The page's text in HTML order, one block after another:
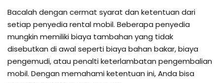
Bacalah dengan cermat syarat dan ketentuan dari
setiap penyedia rental mobil. Beberapa penyedia
mungkin memiliki biaya tambahan yang tidak
disebutkan di awal seperti biaya bahan bakar, biaya
pengemudi, atau penalti keterlambatan pengembalian
mobil. Dengan memahami ketentuan ini, Anda bisa